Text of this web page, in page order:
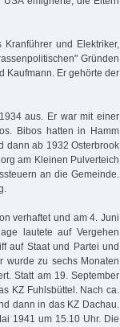
und Elektriker,
Gründen
Kaufmann. Er gehörte der
aus. Er war mit einer
Bibos hatten in Hamm
dann ab 1932 Osterbrook
am Kleinen Pulverteich
an die Gemeinde.
verhaftet und am 4. Juni
lautete auf Vergehen
auf Staat und Partei und
wurde zu sechs Monaten
Statt am 19. September
KZ Fuhlsbüttel. Nach ca.
dann in das KZ Dachau.
1941 um 15.10 Uhr. Die